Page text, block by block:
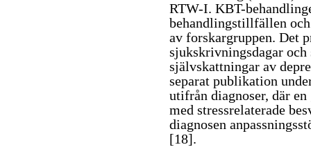
RTW-I. KBT-
behandlingstillfällen
av forskargruppen. Det
sjukskrivningsdagar
självskattningar av
separat publikation
utifrån diagnoser, där
med stressrelaterade
diagnosen
[18].